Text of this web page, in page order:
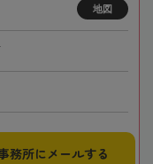
地図
務所にメールする